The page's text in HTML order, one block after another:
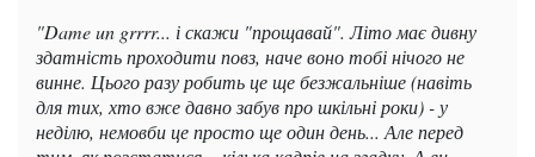
"Dame un grrrr... і скажи "прощавай". Літо має дивну
здатність проходити повз, наче воно тобі нічого не
винне. Цього разу робить це ще безжальніше (навіть
для тих, хто вже давно забув про шкільні роки) - у
неділю, немовби це просто ще один день... Але перед